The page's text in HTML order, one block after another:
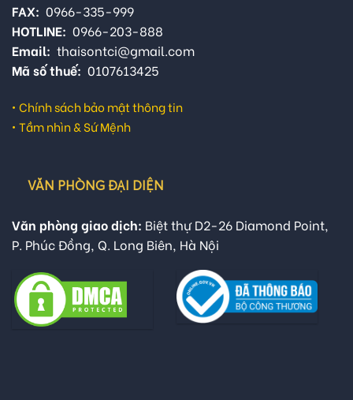
FAX: 0966-335-999
HOTLINE: 0966-203-888
Email: thaisontci@gmail.com
Mã số thuế: 0107613425
• Chính sách bảo mật thông tin
• Tầm nhìn & Sứ Mệnh
VĂN PHÒNG ĐẠI DIỆN
Văn phòng giao dịch: Biệt thự D2-26 Diamond Point,
P. Phúc Đồng, Q. Long Biên, Hà Nội